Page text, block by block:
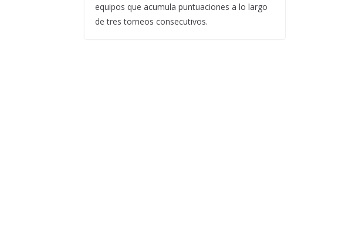
equipos que acumula puntuaciones a lo largo
de tres torneos consecutivos.